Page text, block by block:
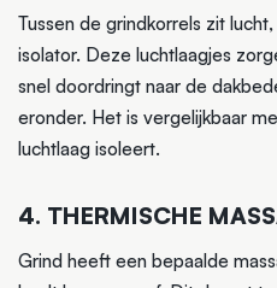
Tussen de grindkorrels zit
isolator. Deze luchtlaagjes
snel doordringt naar de
eronder. Het is vergelijkbaar
luchtlaag isoleert.
4. THERMISCHE
Grind heeft een bepaalde